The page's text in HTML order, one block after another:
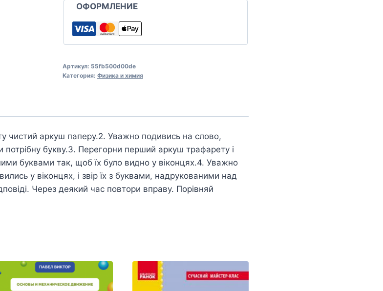
ОФОРМЛЕНИЕ
Артикул: 55fb500d00de
Категория: Физика и химия
чистий аркуш паперу.2. Уважно подивись на слово,
букву.3. Перегорни перший аркуш трафарету і
буквами так, щоб їх було видно у віконцях.4. Уважно
у віконцях, і звір їх з буквами, надрукованими над
Через деякий час повтори вправу. Порівняй